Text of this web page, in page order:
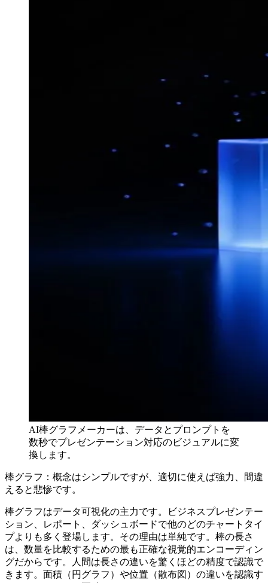
AI棒グラフメーカーは、データとプロンプトを
数秒でプレゼンテーション対応のビジュアルに変
換します。
棒グラフ：概念はシンプルですが、適切に使えば強力、間違
えると悲惨です。
棒グラフはデータ可視化の主力です。ビジネスプレゼンテー
ション、レポート、ダッシュボードで他のどのチャートタイ
プよりも多く登場します。その理由は単純です。棒の長さ
は、数量を比較するための最も正確な視覚的エンコーディン
グだからです。人間は長さの違いを驚くほどの精度で認識で
きます。面積（円グラフ）や位置（散布図）の違いを認識す